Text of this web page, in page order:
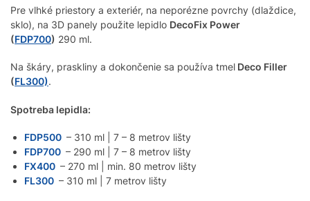
Pre vlhké priestory a exteriér, na neporézne povrchy (dlaždice,
sklo), na 3D panely použite lepidlo DecoFix Power
(FDP700) 290 ml.
Na škáry, praskliny a dokončenie sa používa tmel Deco Filler
(FL300).
Spotreba lepidla:
FDP500 – 310 ml | 7 – 8 metrov lišty
FDP700 – 290 ml | 7 – 8 metrov lišty
FX400 – 270 ml | min. 80 metrov lišty
FL300 – 310 ml | 7 metrov lišty